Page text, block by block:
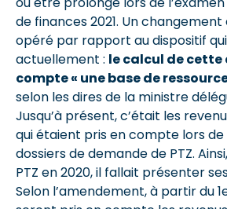
de finances 2021. Un
opéré par rapport au dispositif
actuellement : le calcul de cette
compte « une base de
selon les dires de la ministre
Jusqu’à présent, c’était les
qui étaient pris en compte lors de
dossiers de demande de PTZ.
PTZ en 2020, il fallait présenter
Selon l’amendement, à partir du